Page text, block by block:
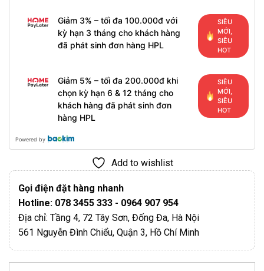
Giảm 3% – tối đa 100.000đ với
kỳ hạn 3 tháng cho khách hàng
đã phát sinh đơn hàng HPL
SIÊU
MỚI,
SIÊU
HOT
Giảm 5% – tối đa 200.000đ khi
chọn kỳ hạn 6 & 12 tháng cho
khách hàng đã phát sinh đơn
hàng HPL
SIÊU
MỚI,
SIÊU
HOT
Powered by
Add to wishlist
Gọi điện đặt hàng nhanh
Hotline: 078 3455 333 - 0964 907 954
Địa chỉ: Tầng 4, 72 Tây Sơn, Đống Đa, Hà Nội
561 Nguyễn Đình Chiểu, Quận 3, Hồ Chí Minh